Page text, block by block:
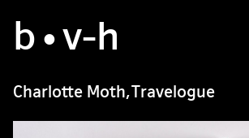
b•v-h
atelier
projets
Charlotte Moth, Travelogue